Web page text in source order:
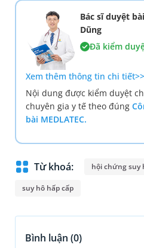
Bác sĩ duyệt
Dũng
Đã kiểm
Xem thêm thông tin chi tiết>>
Nội dung được kiểm duyệt
chuyên gia y tế theo đúng
bài MEDLATEC.
Từ khoá: hội chứng suy
suy hô hấp cấp
Bình luận (0)